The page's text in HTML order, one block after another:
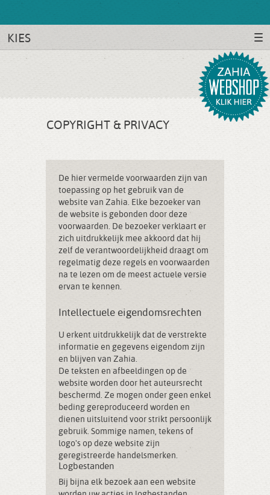
KIES
COPYRIGHT & PRIVACY
De hier vermelde voorwaarden zijn van
toepassing op het gebruik van de
website van Zahia. Elke bezoeker van
de website is gebonden door deze
voorwaarden. De bezoeker verklaart er
zich uitdrukkelijk mee akkoord dat hij
zelf de verantwoordelijkheid draagt om
regelmatig deze regels en voorwaarden
na te lezen om de meest actuele versie
ervan te kennen.
Intellectuele eigendomsrechten
U erkent uitdrukkelijk dat de verstrekte
informatie en gegevens eigendom zijn
en blijven van Zahia.
De teksten en afbeeldingen op de
website worden door het auteursrecht
beschermd. Ze mogen onder geen enkel
beding gereproduceerd worden en
dienen uitsluitend voor strikt persoonlijk
gebruik. Sommige namen, tekens of
logo's op deze website zijn
geregistreerde handelsmerken.
Logbestanden
Bij bijna elk bezoek aan een website